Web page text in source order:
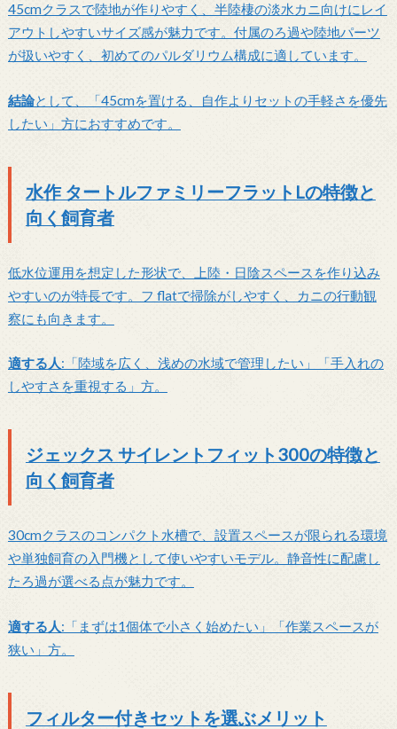
45cmクラスで陸地が作りやすく、半陸棲の淡水カニ向けにレイ
アウトしやすいサイズ感が魅力です。付属のろ過や陸地パーツ
が扱いやすく、初めてのパルダリウム構成に適しています。
結論として、「45cmを置ける、自作よりセットの手軽さを優先
したい」方におすすめです。
水作 タートルファミリーフラットLの特徴と
向く飼育者
低水位運用を想定した形状で、上陸・日陰スペースを作り込み
やすいのが特長です。フ flatで掃除がしやすく、カニの行動観
察にも向きます。
適する人:「陸域を広く、浅めの水域で管理したい」「手入れの
しやすさを重視する」方。
ジェックス サイレントフィット300の特徴と
向く飼育者
30cmクラスのコンパクト水槽で、設置スペースが限られる環境
や単独飼育の入門機として使いやすいモデル。静音性に配慮し
たろ過が選べる点が魅力です。
適する人:「まずは1個体で小さく始めたい」「作業スペースが
狭い」方。
フィルター付きセットを選ぶメリット